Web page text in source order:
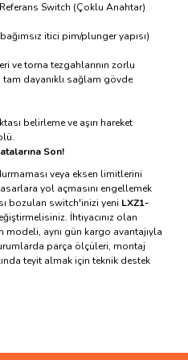
Switch (Çoklu Anahtar)
itici pim/plunger yapısı)
ve torna tezgahlarının zorlu
tam dayanıklı sağlam gövde
belirleme ve aşırı hareket
Son!
veya eksen limitlerini
yol açmasını engellemek
bozulan switch'inizi yeni LXZ1-
İhtiyacınız olan
aynı gün kargo avantajıyla
parça ölçüleri, montaj
teyit almak için teknik destek